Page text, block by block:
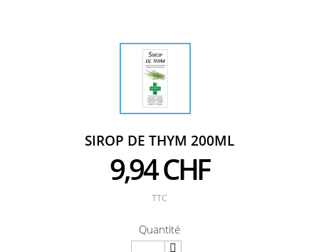
SIROP DE THYM 200ML
9,94 CHF
TTC
Quantité